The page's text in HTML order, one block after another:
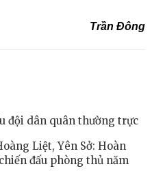
Trần Đông
đội dân quân thường trực
Liệt, Yên Sở: Hoàn
đấu phòng thủ năm